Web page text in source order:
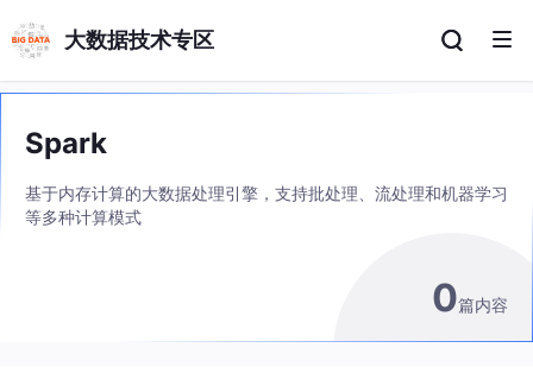
大数据技术专区
Spark
基于内存计算的大数据处理引擎，支持批处理、流处理和机器学习
等多种计算模式
0篇内容